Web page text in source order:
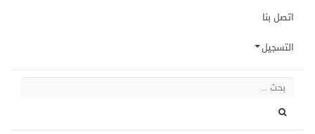
اتصل بنا
التسجيل